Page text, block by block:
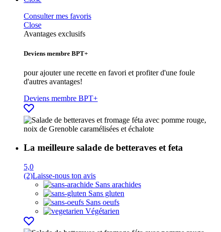
Consulter mes favoris
Close
Avantages exclusifs
Deviens membre BPT+
pour ajouter une recette en favori et profiter d'une foule
d'autres avantages!
Deviens membre BPT+
La meilleure salade de betteraves et feta
5,0
(2)Laisse-nous ton avis
Sans arachides
Sans gluten
Sans oeufs
Végétarien